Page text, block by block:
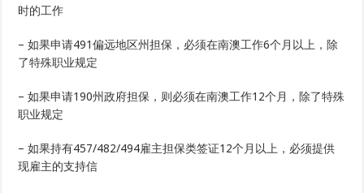
时的工作
– 如果申请491偏远地区州担保，必须在南澳工作6个月以上，除
了特殊职业规定
– 如果申请190州政府担保，则必须在南澳工作12个月，除了特殊
职业规定
– 如果持有457/482/494雇主担保类签证12个月以上，必须提供
现雇主的支持信